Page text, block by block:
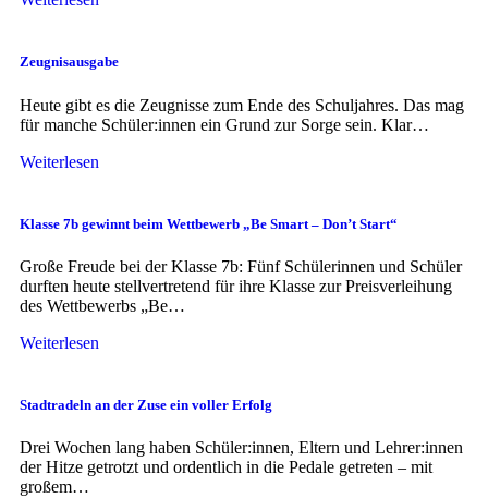
Zeugnisausgabe
Heute gibt es die Zeugnisse zum Ende des Schuljahres. Das mag
für manche Schüler:innen ein Grund zur Sorge sein. Klar…
Weiterlesen
Klasse 7b gewinnt beim Wettbewerb „Be Smart – Don’t Start“
Große Freude bei der Klasse 7b: Fünf Schülerinnen und Schüler
durften heute stellvertretend für ihre Klasse zur Preisverleihung
des Wettbewerbs „Be…
Weiterlesen
Stadtradeln an der Zuse ein voller Erfolg
Drei Wochen lang haben Schüler:innen, Eltern und Lehrer:innen
der Hitze getrotzt und ordentlich in die Pedale getreten – mit
großem…